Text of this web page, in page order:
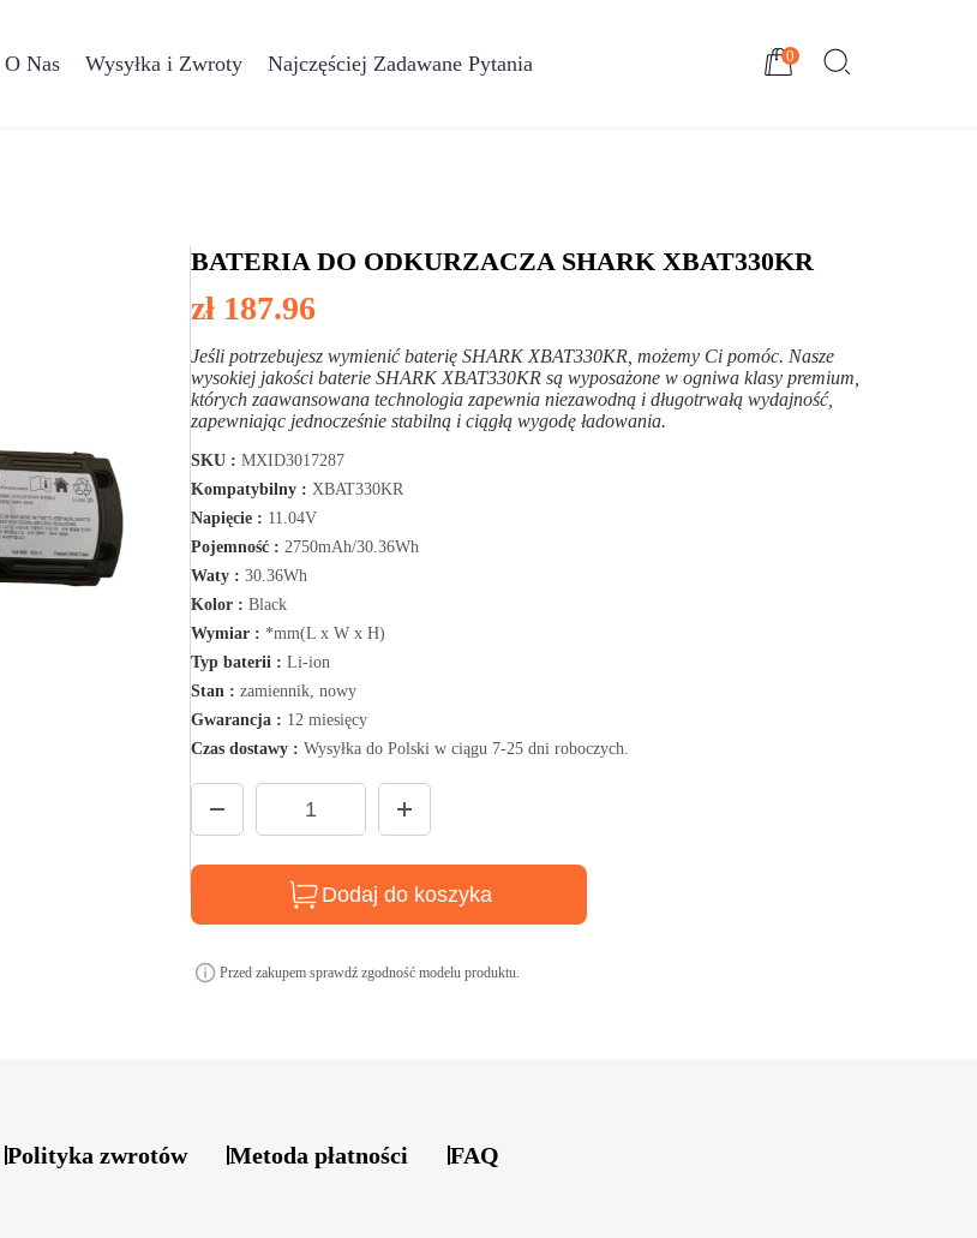
O Nas Wysyłka i Zwroty Najczęściej Zadawane Pytania 0
BATERIA DO ODKURZACZA SHARK XBAT330KR
zł 187.96
Jeśli potrzebujesz wymienić baterię SHARK XBAT330KR, możemy Ci pomóc. Nasze
wysokiej jakości baterie SHARK XBAT330KR są wyposażone w ogniwa klasy premium,
których zaawansowana technologia zapewnia niezawodną i długotrwałą wydajność,
zapewniając jednocześnie stabilną i ciągłą wygodę ładowania.
SKU : MXID3017287
Kompatybilny : XBAT330KR
Napięcie : 11.04V
Pojemność : 2750mAh/30.36Wh
Waty : 30.36Wh
Kolor : Black
Wymiar : *mm(L x W x H)
Typ baterii : Li-ion
Stan : zamiennik, nowy
Gwarancja : 12 miesięcy
Czas dostawy : Wysyłka do Polski w ciągu 7-25 dni roboczych.
Dodaj do koszyka
Przed zakupem sprawdź zgodność modelu produktu.
Polityka zwrotów Metoda płatności FAQ